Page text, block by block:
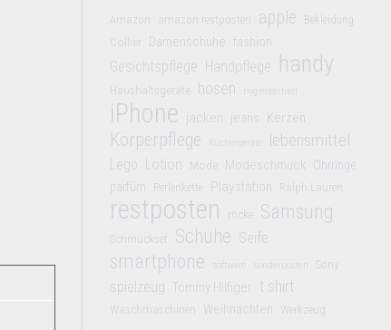
Amazon amazon restposten apple Bekleidung
Collier Damenschuhe fashion
Gesichtspflege Handpflege handy
Haushaltsgeräte hosen Hygieneartikel
iPhone jacken jeans Kerzen
Körperpflege Küchengeräte lebensmittel
Lego Lotion Mode Modeschmuck Ohrringe
parfüm
Perlenkette Playstation Ralph Lauren
restposten röcke Samsung
Schmuckset Schuhe Seife
smartphone software sonderposten Sony
spielzeug Tommy Hilfiger t shirt
Waschmaschinen Weihnachten Werkzeug